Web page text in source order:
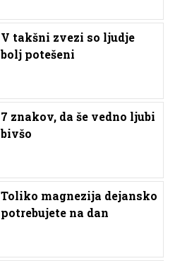
V takšni zvezi so ljudje
bolj potešeni
7 znakov, da še vedno ljubi
bivšo
Toliko magnezija dejansko
potrebujete na dan